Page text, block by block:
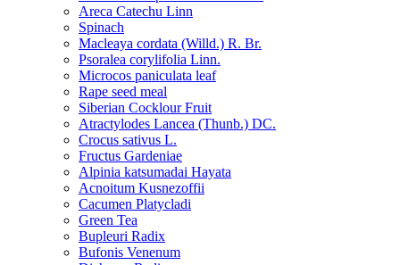
Areca Catechu Linn
Spinach
Macleaya cordata (Willd.) R. Br.
Psoralea corylifolia Linn.
Microcos paniculata leaf
Rape seed meal
Siberian Cocklour Fruit
Atractylodes Lancea (Thunb.) DC.
Crocus sativus L.
Fructus Gardeniae
Alpinia katsumadai Hayata
Acnoitum Kusnezoffii
Cacumen Platycladi
Green Tea
Bupleuri Radix
Bufonis Venenum